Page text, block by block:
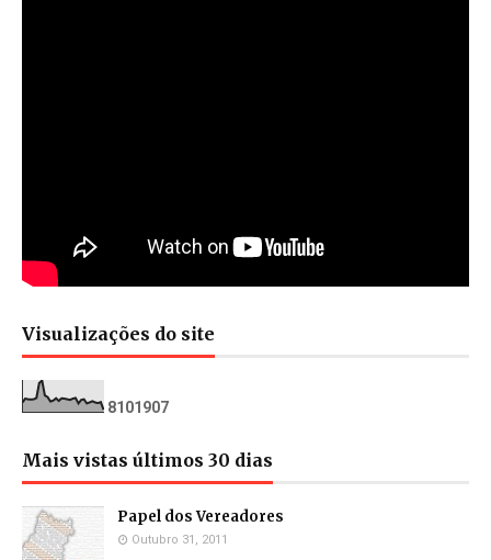
Visualizações do site
81 01 907
Mais vistas últimos 30 dias
Papel dos Vereadores
Outubro 31, 2011